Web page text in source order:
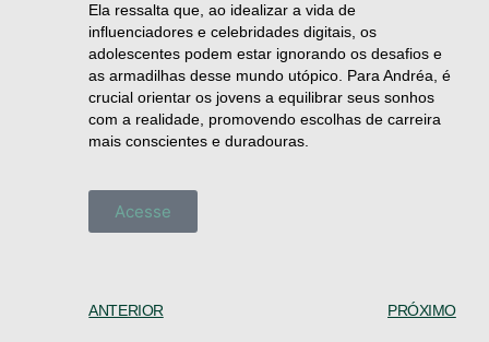
Ela ressalta que, ao idealizar a vida de
influenciadores e celebridades digitais, os
adolescentes podem estar ignorando os desafios e
as armadilhas desse mundo utópico. Para Andréa, é
crucial orientar os jovens a equilibrar seus sonhos
com a realidade, promovendo escolhas de carreira
mais conscientes e duradouras.
Acesse
ANTERIOR PRÓXIMO